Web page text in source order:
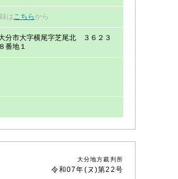
はこちら から
市大字横尾字芝尾北 ３６２３
番地１
大分地方裁判所
令和07年(ヌ)第22号